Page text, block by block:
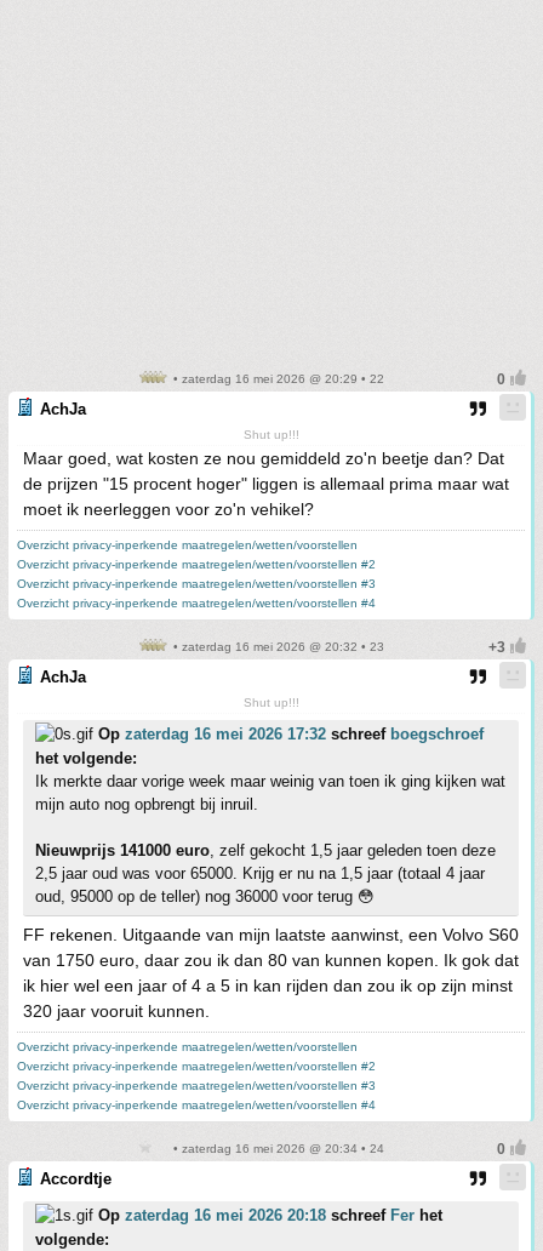
• zaterdag 16 mei 2026 @ 20:29 • 22
AchJa
Shut up!!!
Maar goed, wat kosten ze nou gemiddeld zo'n beetje dan? Dat
de prijzen "15 procent hoger" liggen is allemaal prima maar wat
moet ik neerleggen voor zo'n vehikel?
Overzicht privacy-inperkende maatregelen/wetten/voorstellen
Overzicht privacy-inperkende maatregelen/wetten/voorstellen #2
Overzicht privacy-inperkende maatregelen/wetten/voorstellen #3
Overzicht privacy-inperkende maatregelen/wetten/voorstellen #4
• zaterdag 16 mei 2026 @ 20:32 • 23
AchJa
Shut up!!!
Op zaterdag 16 mei 2026 17:32 schreef boegschroef
het volgende:
Ik merkte daar vorige week maar weinig van toen ik ging kijken wat
mijn auto nog opbrengt bij inruil.
Nieuwprijs 141000 euro, zelf gekocht 1,5 jaar geleden toen deze
2,5 jaar oud was voor 65000. Krijg er nu na 1,5 jaar (totaal 4 jaar
oud, 95000 op de teller) nog 36000 voor terug 😳
FF rekenen. Uitgaande van mijn laatste aanwinst, een Volvo S60
van 1750 euro, daar zou ik dan 80 van kunnen kopen. Ik gok dat
ik hier wel een jaar of 4 a 5 in kan rijden dan zou ik op zijn minst
320 jaar vooruit kunnen.
Overzicht privacy-inperkende maatregelen/wetten/voorstellen
Overzicht privacy-inperkende maatregelen/wetten/voorstellen #2
Overzicht privacy-inperkende maatregelen/wetten/voorstellen #3
Overzicht privacy-inperkende maatregelen/wetten/voorstellen #4
• zaterdag 16 mei 2026 @ 20:34 • 24
Accordtje
Op zaterdag 16 mei 2026 20:18 schreef Fer het
volgende: